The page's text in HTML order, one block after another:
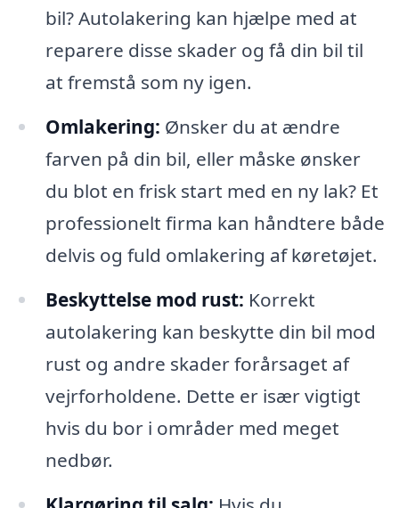
bil? Autolakering kan hjælpe med at
reparere disse skader og få din bil til
at fremstå som ny igen.
Omlakering: Ønsker du at ændre
farven på din bil, eller måske ønsker
du blot en frisk start med en ny lak? Et
professionelt firma kan håndtere både
delvis og fuld omlakering af køretøjet.
Beskyttelse mod rust: Korrekt
autolakering kan beskytte din bil mod
rust og andre skader forårsaget af
vejrforholdene. Dette er især vigtigt
hvis du bor i områder med meget
nedbør.